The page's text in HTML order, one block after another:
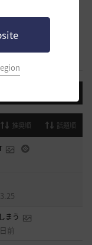
掲示板です。
推奨順 話題順
まう
前